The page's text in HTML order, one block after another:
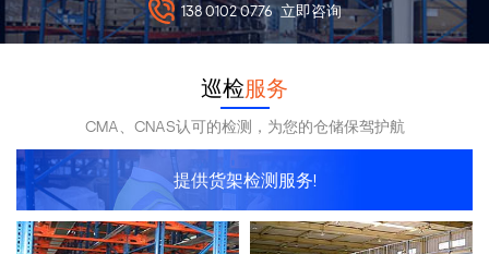
138 0102 0776 立即咨询
巡检服务
CMA、CNAS认可的检测，为您的仓储保驾护航
提供货架检测服务!